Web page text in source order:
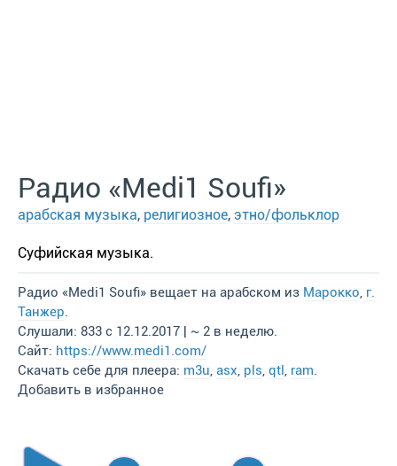
Радио «Medi1 Soufi»
арабская музыка, религиозное, этно/фольклор
Суфийская музыка.
Радио «Medi1 Soufi» вещает на арабском из Марокко, г.
Танжер.
Слушали: 833 с 12.12.2017 | ~ 2 в неделю.
Сайт: https://www.medi1.com/
Скачать себе для плеера: m3u, asx, pls, qtl, ram.
Добавить в избранное